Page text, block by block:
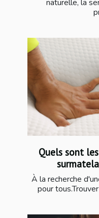
naturelle, la
Quels sont
À la recherche
pour